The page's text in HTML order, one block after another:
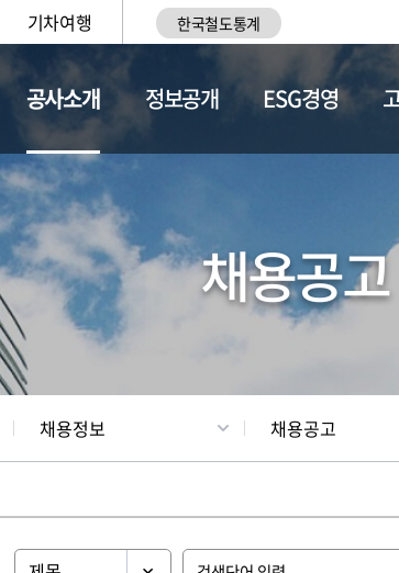
기차여행 한국철도통계
공사소개
반현황
정보공개 ESG경영
채용공고
채용정보 채용공고